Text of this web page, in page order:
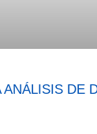
ANÁLISIS DE